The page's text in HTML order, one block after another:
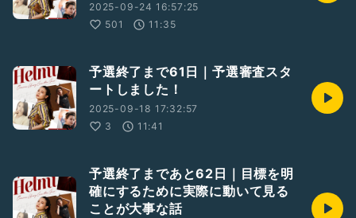
2025-09-24 16:57:25
501
11:35
予選終了まで61日｜予選審査スタ
ートしました！
2025-09-18 17:32:57
3
11:41
予選終了まであと62日｜目標を明
確にするために実際に動いて見る
ことが大事な話